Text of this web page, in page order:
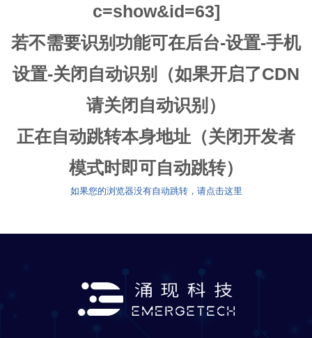
c=show&id=63]
若不需要识别功能可在后台-设置-手机
设置-关闭自动识别（如果开启了CDN
请关闭自动识别）
正在自动跳转本身地址（关闭开发者
模式时即可自动跳转）
如果您的浏览器没有自动跳转，请点击这里